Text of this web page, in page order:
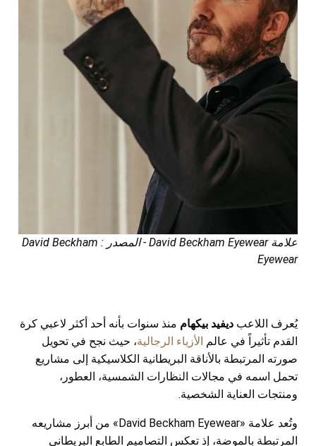
علامة David Beckham Eyewear - المصدر : David Beckham
Eyewear
يُعرف اللاعب ديفيد بيكهام منذ سنوات بأنه أحد أكثر لاعبي كرة
القدم تأثيراً في عالم الأزياء الرجالية، حيث نجح في تحويل
صورته المرتبطة بالأناقة البريطانية الكلاسيكية إلى مشاريع
تحمل اسمه في مجالات النظارات الشمسية، العطور،
ومنتجات العناية الشخصية.
وتُعد علامة «David Beckham Eyewear» من أبرز مشاريعه
المرتبطة بالموضة، إذ تعكس التصاميم الطابع البريطاني